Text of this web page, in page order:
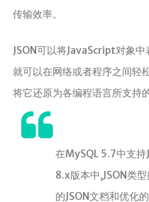
传输效率。
JSON可以将JavaScript对象
就可以在网络或者程序之间轻
将它还原为各编程语言所支持
在MySQL 5.7中支持
8.x版本中,JSON类
的JSON文档和优化